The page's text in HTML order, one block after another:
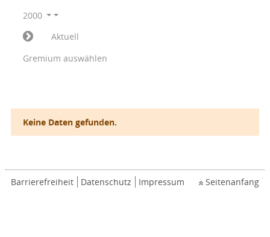
2000
Aktuell
Gremium auswählen
Keine Daten gefunden.
Barrierefreiheit Datenschutz Impressum Seitenanfang